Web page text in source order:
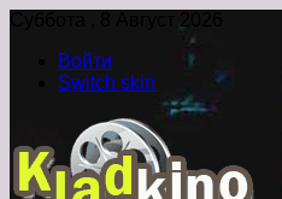
Суббота , 8 Август 2026
Войти
Switch skin